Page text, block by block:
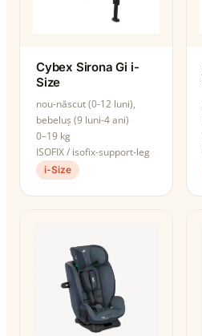
Cybex Sirona Gi i-
Size
nou-născut (0-12 luni),
bebeluș (9 luni-4 ani)
0–19 kg
ISOFIX / isofix-support-leg
i-Size